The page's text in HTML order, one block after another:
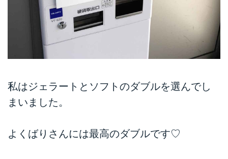
私はジェラートとソフトのダブルを選んでし
まいました。
よくばりさんには最高のダブルです♡